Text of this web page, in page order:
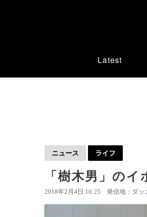
Latest
ニュース ライフ
「樹木男」の
2018年2月4日 16:25 発信地：ダッ